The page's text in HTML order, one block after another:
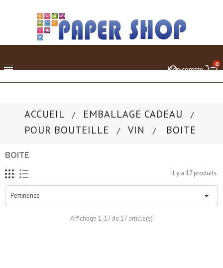
 0
Mon compte
ACCUEIL
EMBALLAGE CADEAU
POUR BOUTEILLE
VIN BOITE
BOITE
Il y a 17 produits.
Pertinence 
Affichage 1-17 de 17 article(s)